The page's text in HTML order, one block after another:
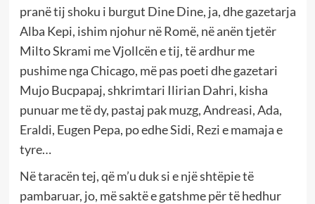
pranë tij shoku i burgut Dine Dine, ja, dhe gazetarja
Alba Kepi, ishim njohur në Romë, në anën tjetër
Milto Skrami me Vjollcën e tij, të ardhur me
pushime nga Chicago, më pas poeti dhe gazetari
Mujo Bucpapaj, shkrimtari Ilirian Dahri, kisha
punuar me të dy, pastaj pak muzg, Andreasi, Ada,
Eraldi, Eugen Pepa, po edhe Sidi, Rezi e mamaja e
tyre…
Në taracën tej, që m’u duk si e një shtëpie të
pambaruar, jo, më saktë e gatshme për të hedhur